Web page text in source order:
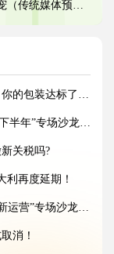
向社交平台倾斜）
包装达标了吗？
场沙龙圆满收官!
关税吗?
利再度延期！
场沙龙圆满收官!
消！